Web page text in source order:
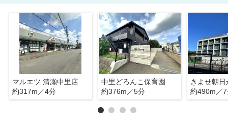
マルエツ 清瀬中里店
約317m／4分
中里どろんこ保育園
約376m／5分
約490m／